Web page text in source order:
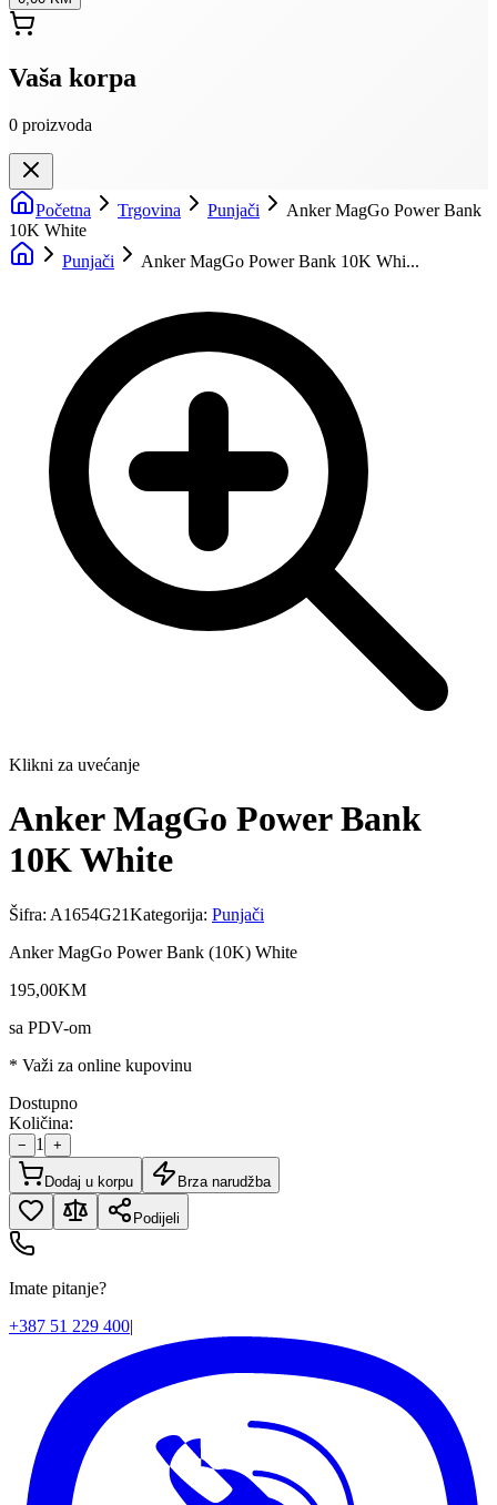
Vaša korpa
0 proizvoda
Početna Trgovina Punjači
Anker MagGo Power Bank
10K White
Punjači
Anker MagGo Power Bank 10K Whi...
Klikni za uvećanje
Anker MagGo Power Bank
10K White
Šifra: A1654G21Kategorija: Punjači
Anker MagGo Power Bank (10K) White
195,00KM
sa PDV-om
* Važi za online kupovinu
Dostupno
Količina:
− 1 +
Dodaj u korpu Brza narudžba
Podijeli
Imate pitanje?
+387 51 229 400|